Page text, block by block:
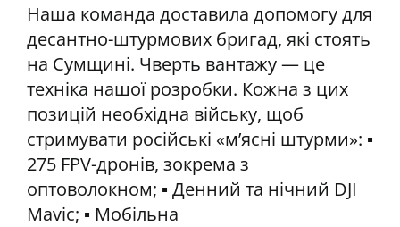
Наша команда доставила допомогу для
десантно-штурмових бригад, які стоять
на Сумщині. Чверть вантажу — це
техніка нашої розробки. Кожна з цих
позицій необхідна війську, щоб
стримувати російські «м’ясні штурми»: ▪️
275 FPV-дронів, зокрема з
оптоволокном; ▪️ Денний та нічний DJI
Mavic; ▪️ Мобільна